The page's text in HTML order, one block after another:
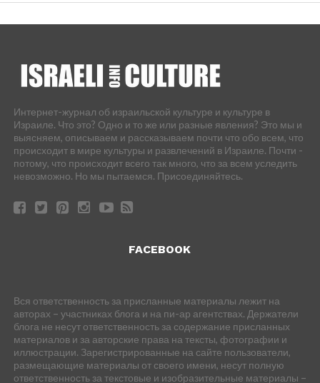
Интернет-журнал об израильской культуре и культуре в
Израиле. Что это? Одно и то же или разные явления? Это мы и
выясняем, описываем и рассказываем почти что обо всем, что
происходит в мире культуры и развлечений в Израиле. Почти -
потому, что происходит всего так много, что за всем уследить
невозможно. Но мы пытаемся. Присоединяйтесь.
FACEBOOK
Вся ответственность за присланные материалы лежит на
авторах – участниках блога и на пи-ар агентствах. Держатели
блога не несут ответственность за содержание присланных
материалов и за авторские права на тексты, фотографии и
иллюстрации. Зарегистрированные на сайте пользователи,
размещающие материалы от своего имени, несут полную
ответственность за текстовые и изобразительные материалы –